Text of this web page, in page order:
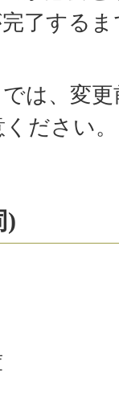
了する
は、変
ださい。
)